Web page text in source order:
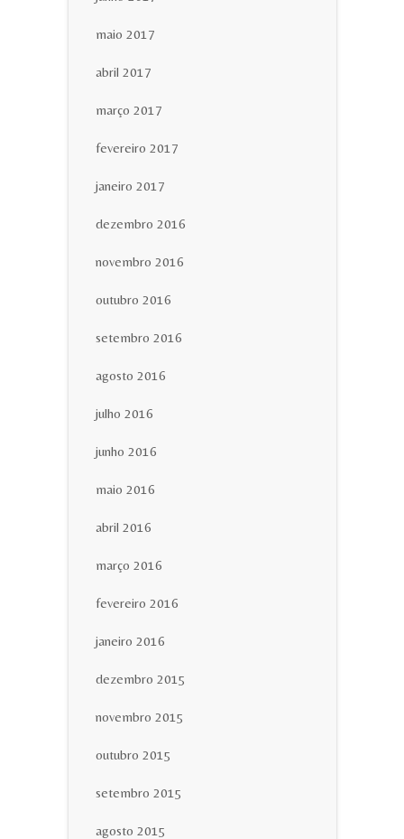
maio 2017
abril 2017
março 2017
fevereiro 2017
janeiro 2017
dezembro 2016
novembro 2016
outubro 2016
setembro 2016
agosto 2016
julho 2016
junho 2016
maio 2016
abril 2016
março 2016
fevereiro 2016
janeiro 2016
dezembro 2015
novembro 2015
outubro 2015
setembro 2015
agosto 2015